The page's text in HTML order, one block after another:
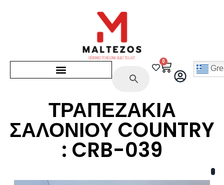
0
ΤΡΑΠΕΖΑΚΙΑ
ΣΑΛΟΝΙΟΥ COUNTRY
: CRB-039